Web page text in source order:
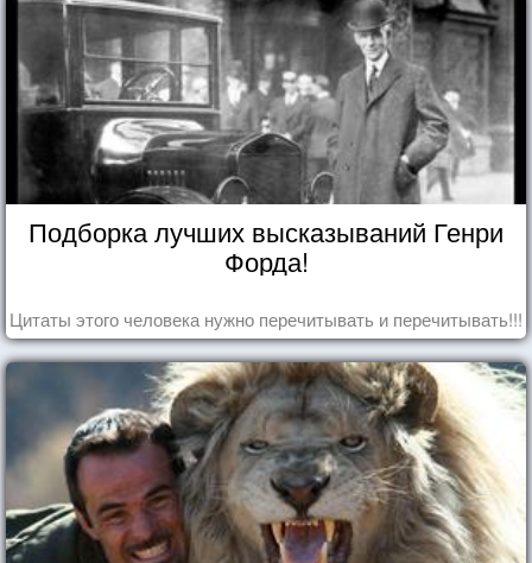
Подборка лучших высказываний Генри
Форда!
Цитаты этого человека нужно перечитывать и перечитывать!!!